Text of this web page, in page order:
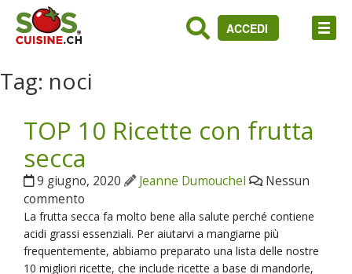
ACCEDI
Tag: noci
TOP 10 Ricette con frutta
secca
9 giugno, 2020 Jeanne Dumouchel
Nessun
commento
La frutta secca fa molto bene alla salute perché contiene
acidi grassi essenziali. Per aiutarvi a mangiarne più
frequentemente, abbiamo preparato una lista delle nostre
10 migliori ricette, che include ricette a base di mandorle,